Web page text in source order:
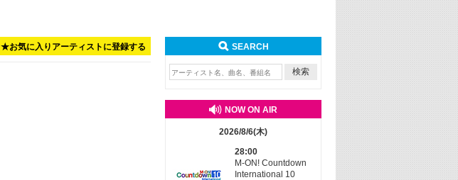
★お気に入りアーティストに登録する SEARCH
NOW ON AIR
2026/8/6(木)
28:00
M-ON! Countdown
International 10